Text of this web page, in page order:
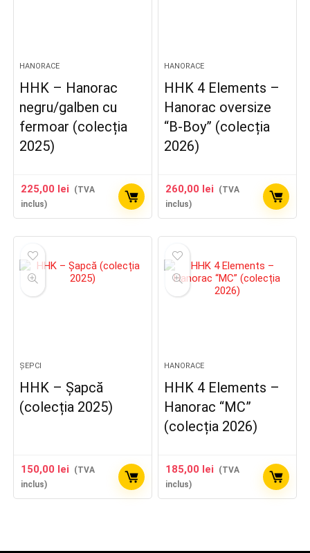
HANORACE
HHK – Hanorac
negru/galben cu
fermoar (colecția
2025)
225,00 lei
(TVA
inclus)
HANORACE
HHK 4 Elements –
Hanorac oversize
“B-Boy” (colecția
2026)
260,00 lei
(TVA
inclus)
ȘEPCI
HHK – Șapcă
(colecția 2025)
150,00 lei
(TVA
inclus)
HANORACE
HHK 4 Elements –
Hanorac “MC”
(colecția 2026)
185,00 lei
(TVA
inclus)